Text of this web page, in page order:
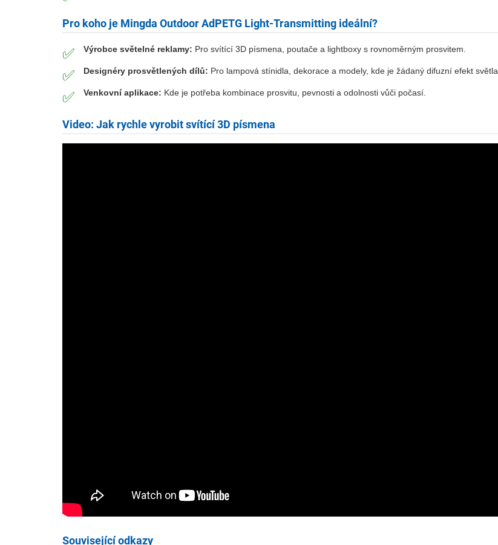
Pro koho je Mingda Outdoor AdPETG Light-Transmitting ideální?
✅ Výrobce světelné reklamy: Pro svítící 3D písmena, poutače a lightboxy s rovnoměrným prosvitem.
✅ Designéry prosvětlených dílů: Pro lampová stínidla, dekorace a modely, kde je žádaný difuzní efekt světla.
✅ Venkovní aplikace: Kde je potřeba kombinace prosvitu, pevnosti a odolnosti vůči počasí.
Video: Jak rychle vyrobit svítící 3D písmena
Související odkazy